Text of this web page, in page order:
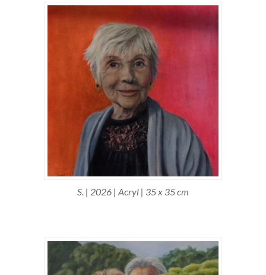
S. | 2026 | Acryl | 35 x 35 cm